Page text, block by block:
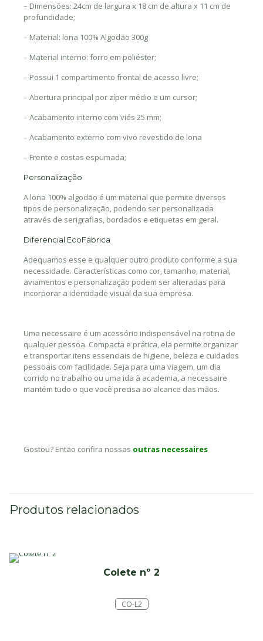
– Dimensões: 24cm de largura x 18 cm de altura x 11 cm de
profundidade;
– Material: lona 100% Algodão 300g
– Material interno: forro em poliéster;
– Possui 1 compartimento frontal de acesso livre;
– Abertura principal por zíper médio e um cursor;
– Acabamento interno com viés 25 mm;
– Acabamento externo com vivo revestido de lona
– Frente e costas espumada;
Personalização
A lona 100% algodão é um material que permite diversos
tipos de personalização, podendo ser personalizada
através de serigrafias, bordados e etiquetas em geral.
Diferencial EcoFábrica
Adequamos esse e qualquer outro produto conforme a sua
necessidade. Características como cor, tamanho, material,
aviamentos e personalização podem ser alteradas para
incorporar a identidade visual da sua empresa.
Uma necessaire é um acessório indispensável na rotina de
qualquer pessoa. Compacta e prática, ela permite organizar
e transportar itens essenciais de higiene, beleza e cuidados
pessoais com facilidade. Seja para uma viagem, um dia
corrido no trabalho ou uma ida à academia, a necessaire
mantém tudo o que você precisa ao alcance das mãos.
Gostou? Então confira nossas outras necessaires
Produtos relacionados
Colete nº 2
CO-L2